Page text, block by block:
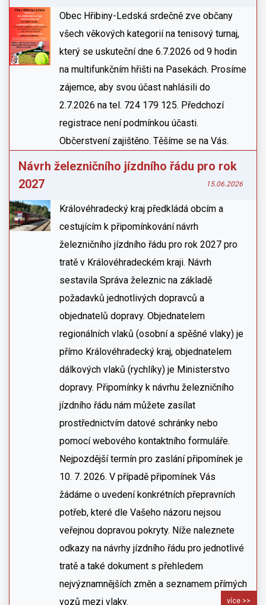
Obec Hřibiny-Ledská srdečně zve občany
všech věkových kategorií na tenisový turnaj,
který se uskuteční dne 6.7.2026 od 9 hodin
na multifunkčním hřišti na Pasekách. Prosíme
zájemce, aby svou účast nahlásili do
2.7.2026 na tel. 724 179 125. Předchozí
registrace není podmínkou účasti.
Občerstvení zajištěno. Těšíme se na Vás.
Návrh železničního jízdního řádu pro rok
2027
15.06.2026
Královéhradecký kraj předkládá obcím a
cestujícím k připomínkování návrh
železničního jízdního řádu pro rok 2027 pro
tratě v Královéhradeckém kraji. Návrh
sestavila Správa železnic na základě
požadavků jednotlivých dopravců a
objednatelů dopravy. Objednatelem
regionálních vlaků (osobní a spěšné vlaky) je
přímo Královéhradecký kraj, objednatelem
dálkových vlaků (rychlíky) je Ministerstvo
dopravy. Připomínky k návrhu železničního
jízdního řádu nám můžete zasílat
prostřednictvím datové schránky nebo
pomocí webového kontaktního formuláře.
Nejpozdější termín pro zaslání připomínek je
10. 7. 2026. V případě připomínek Vás
žádáme o uvedení konkrétních přepravních
potřeb, které dle Vašeho názoru nejsou
veřejnou dopravou pokryty. Níže naleznete
odkazy na návrhy jízdního řádu pro jednotlivé
tratě a také dokument s přehledem
nejvýznamnějších změn a seznamem přímých
vozů mezi vlaky.
více >>